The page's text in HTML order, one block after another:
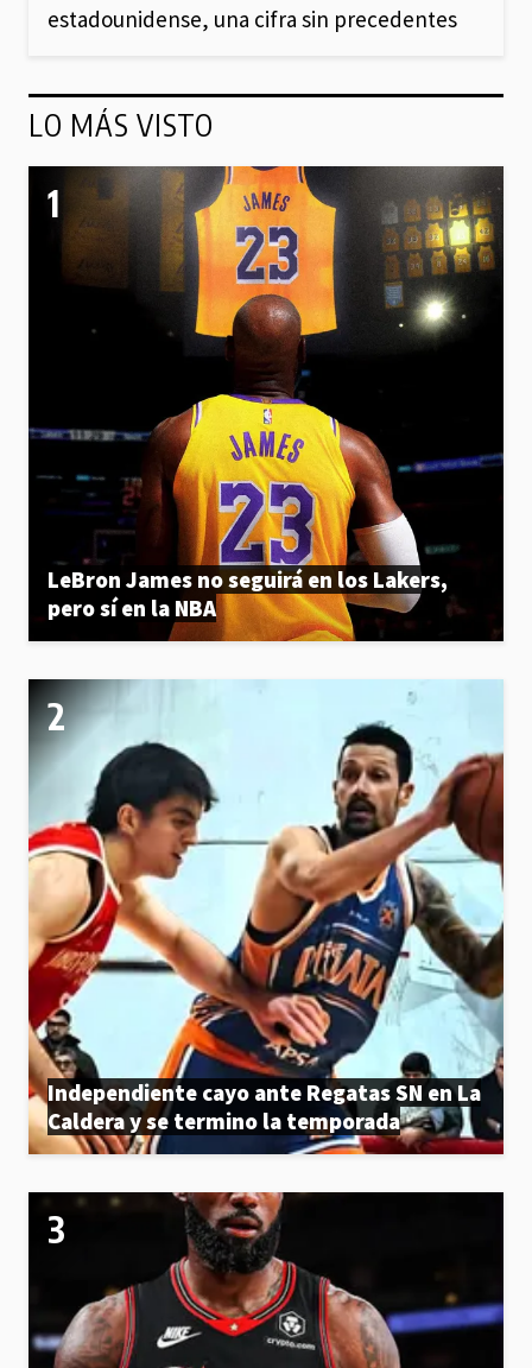
estadounidense, una cifra sin precedentes
LO MÁS VISTO
LeBron James no seguirá en los Lakers,
pero sí en la NBA
Independiente cayo ante Regatas SN en La
Caldera y se termino la temporada